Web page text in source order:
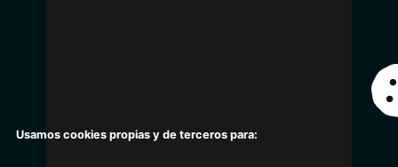
Usamos cookies propias y de terceros para: